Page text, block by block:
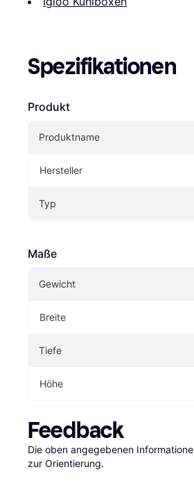
Spezifikationen
Produkt
Produktname
Hersteller
Typ
Maße
Gewicht
Breite
Tiefe
Höhe
Feedback
Die oben angegebenen
zur Orientierung.